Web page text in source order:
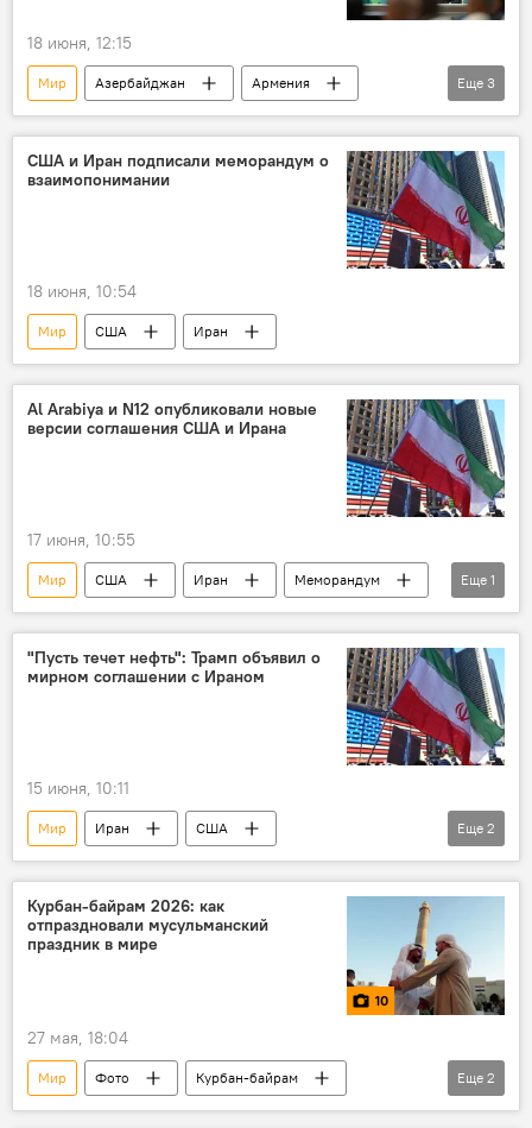
18 июня, 12:15
Мир Азербайджан
Армения
Карабах
Конфликт
Возрождение и реинтеграция Карабаха
Еще 3
США и Иран подписали меморандум о
взаимопонимании
18 июня, 10:54
Мир США Иран
Al Arabiya и N12 опубликовали новые
версии соглашения США и Ирана
17 июня, 10:55
Мир США Иран
Меморандум
Проекты
Еще 1
"Пусть течет нефть": Трамп объявил о
мирном соглашении с Ираном
15 июня, 10:11
Мир Иран
США
Дональд Трамп
Сделка
Ормузский пролив
Еще 2
Курбан-байрам 2026: как
отпраздновали мусульманский
праздник в мире
10
27 мая, 18:04
Мир Фото
Курбан-байрам
Праздник
Мусульмане
Еще 2